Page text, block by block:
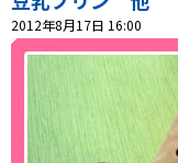
プレゼ
コン
ショ
2012年8月17日 16:00